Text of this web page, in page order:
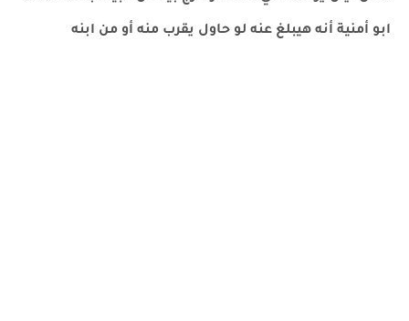
ابو أمنية أنه هيبلغ عنه لو حاول يقرب منه أو من ابنه